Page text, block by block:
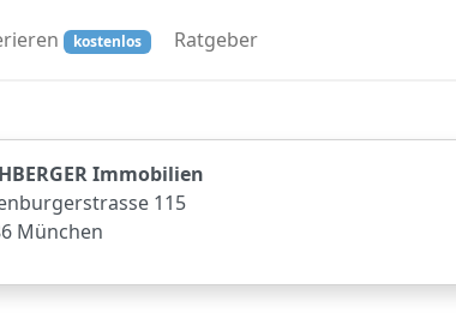
kostenlos Ratgeber
Immobilien
115
München